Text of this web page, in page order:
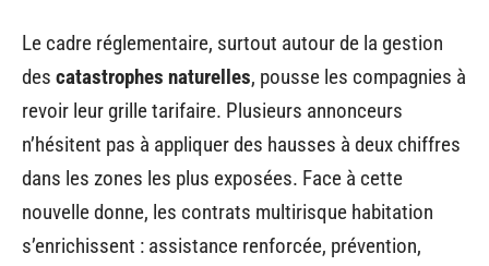
Le cadre réglementaire, surtout autour de la gestion
des catastrophes naturelles, pousse les compagnies à
revoir leur grille tarifaire. Plusieurs annonceurs
n’hésitent pas à appliquer des hausses à deux chiffres
dans les zones les plus exposées. Face à cette
nouvelle donne, les contrats multirisque habitation
s’enrichissent : assistance renforcée, prévention,